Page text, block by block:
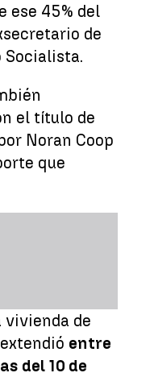
ese 45% del
de
Socialista.
el título de
Noran Coop
que
vivienda de
entre
del 10 de